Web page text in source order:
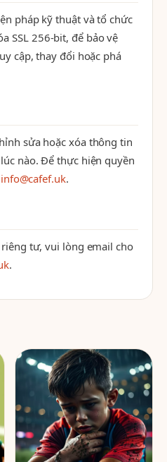
pháp kỹ thuật và tổ chức
SSL 256-bit, để bảo vệ
cập, thay đổi hoặc phá
sửa hoặc xóa thông tin
nào. Để thực hiện quyền
info@cafef.uk.
tư, vui lòng email cho
.